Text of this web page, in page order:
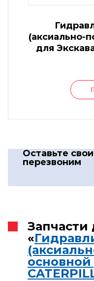
(аксиально-
для
Оставьте
перезвоним
Запчасти
«
основной